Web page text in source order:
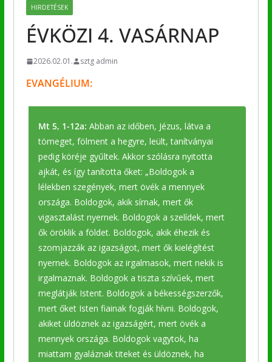
HIRDETÉSEK
ÉVKÖZI 4. VASÁRNAP
2026.02.01. sztg admin
EVANGÉLIUM:
Mt 5, 1-12a: Abban az időben, Jézus, látva a
tömeget, fölment a hegyre, leült, tanítványai
pedig köréje gyűltek. Akkor szólásra nyitotta
ajkát, és így tanította őket: „Boldogok a
lélekben szegények, mert övék a mennyek
országa. Boldogok, akik sírnak, mert ők
vigasztalást nyernek. Boldogok a szelídek, mert
ők öröklik a földet. Boldogok, akik éhezik és
szomjazzák az igazságot, mert ők kielégítést
nyernek. Boldogok az irgalmasok, mert nekik is
irgalmaznak. Boldogok a tiszta szívűek, mert
meglátják Istent. Boldogok a békességszerzők,
mert őket Isten fiainak fogják hívni. Boldogok,
akiket üldöznek az igazságért, mert övék a
mennyek országa. Boldogok vagytok, ha
miattam gyaláznak titeket és üldöznek, ha